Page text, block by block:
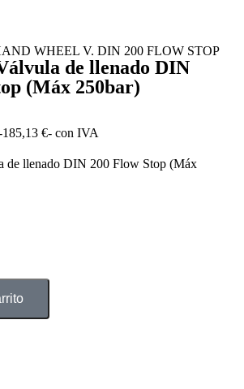
WHEEL V. DIN 200 FLOW STOP
de llenado DIN
(Máx 250bar)
185,13 €- con IVA
de llenado DIN 200 Flow Stop (Máx